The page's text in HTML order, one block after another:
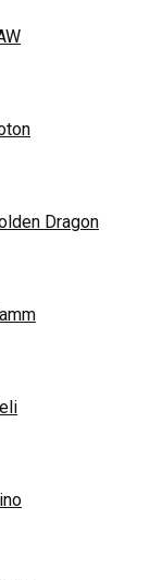
Dragon